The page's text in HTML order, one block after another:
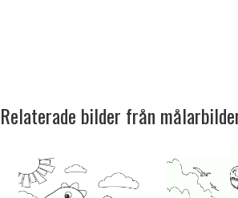
Relaterade bilder från